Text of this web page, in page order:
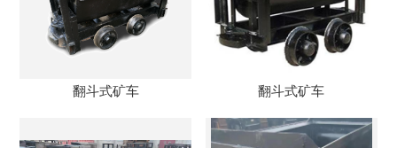
翻斗式矿车 翻斗式矿车